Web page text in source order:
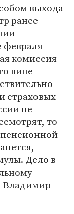
выхода
ранее
февраля
комиссия
вице-
страховых
не
то
пенсионной
Дело в
Владимир